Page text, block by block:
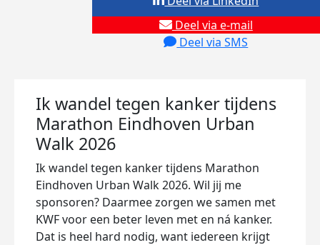
Deel via e-mail
Deel via SMS
Ik wandel tegen kanker tijdens
Marathon Eindhoven Urban
Walk 2026
Ik wandel tegen kanker tijdens Marathon
Eindhoven Urban Walk 2026. Wil jij me
sponsoren? Daarmee zorgen we samen met
KWF voor een beter leven met en ná kanker.
Dat is heel hard nodig, want iedereen krijgt